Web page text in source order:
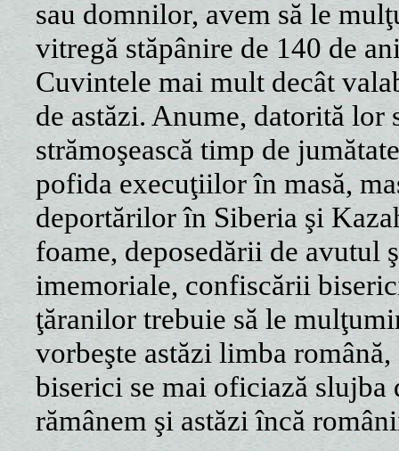
sau domnilor, avem să le
vitregă stăpânire de 140 de
Cuvintele mai mult decât
de astăzi. Anume, datorită
strămoşească timp de
pofida execuţiilor în masă,
deportărilor în Siberia şi
foame, deposedării de avutul
imemoriale, confiscării
ţăranilor trebuie să le
vorbeşte astăzi limba
biserici se mai oficiază
rămânem şi astăzi încă